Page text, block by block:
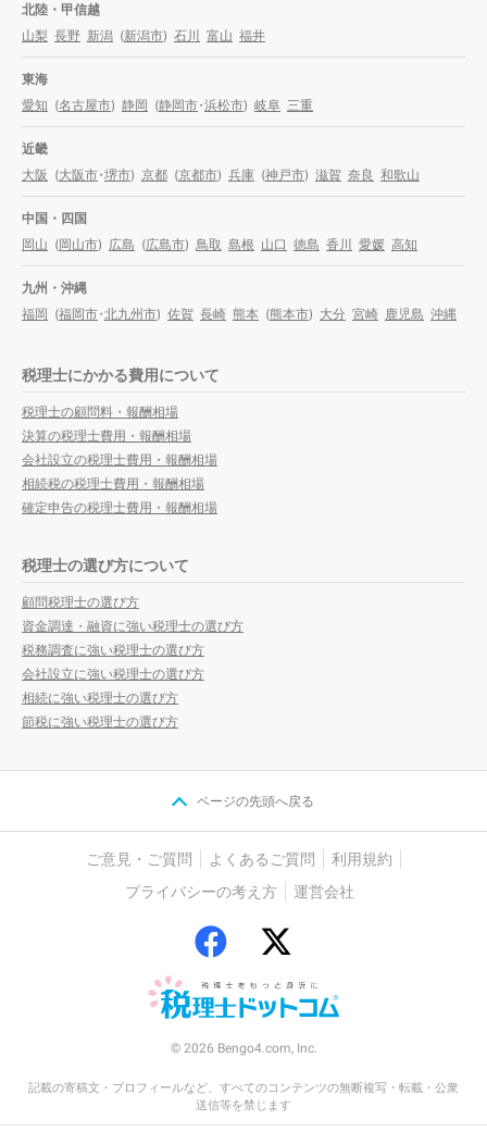
北陸・甲信越
山梨 長野 新潟 (新潟市) 石川 富山 福井
東海
愛知 (名古屋市) 静岡 (静岡市・浜松市) 岐阜 三重
近畿
大阪 (大阪市・堺市) 京都 (京都市) 兵庫 (神戸市) 滋賀 奈良 和歌山
中国・四国
岡山 (岡山市) 広島 (広島市) 鳥取 島根 山口 徳島 香川 愛媛 高知
九州・沖縄
福岡 (福岡市・北九州市) 佐賀 長崎 熊本 (熊本市) 大分 宮崎 鹿児島 沖縄
税理士にかかる費用について
税理士の顧問料・報酬相場
決算の税理士費用・報酬相場
会社設立の税理士費用・報酬相場
相続税の税理士費用・報酬相場
確定申告の税理士費用・報酬相場
税理士の選び方について
顧問税理士の選び方
資金調達・融資に強い税理士の選び方
税務調査に強い税理士の選び方
会社設立に強い税理士の選び方
相続に強い税理士の選び方
節税に強い税理士の選び方
ページの先頭へ戻る
ご意見・ご質問 よくあるご質問
利用規約
プライバシーの考え方
運営会社
© 2026 Bengo4.com, Inc.
記載の寄稿文・プロフィールなど、すべてのコンテンツの無断複写・転載・公衆
送信等を禁じます